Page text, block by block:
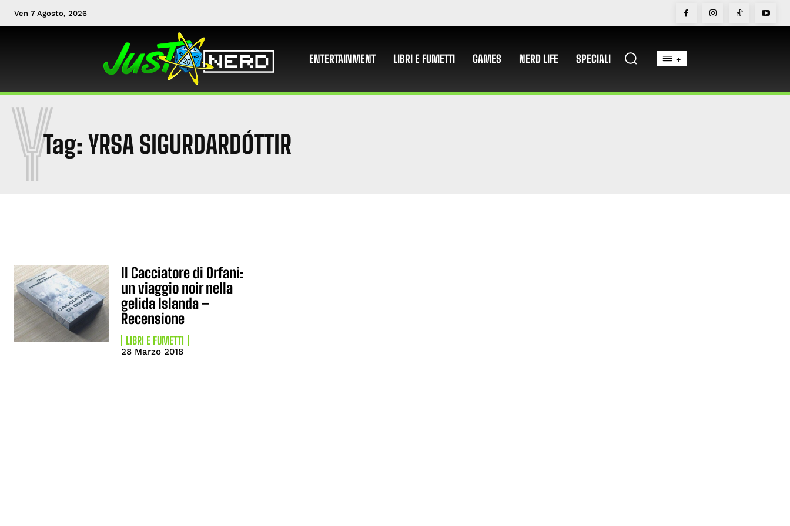
Ven 7 Agosto, 2026
ENTERTAINMENT LIBRI E FUMETTI GAMES NERD LIFE SPECIALI +
Tag: YRSA SIGURDARDÓTTIR
Y
Il Cacciatore di Orfani:
un viaggio noir nella
gelida Islanda –
Recensione
LIBRI E FUMETTI
28 Marzo 2018